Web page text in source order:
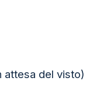
attesa del visto)